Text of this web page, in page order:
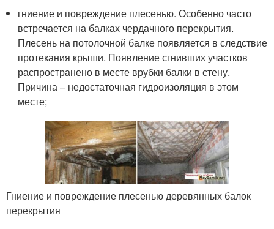
гниение и повреждение плесенью. Особенно часто
встречается на балках чердачного перекрытия.
Плесень на потолочной балке появляется в следствие
протекания крыши. Появление сгнивших участков
распространено в месте врубки балки в стену.
Причина – недостаточная гидроизоляция в этом
месте;
Гниение и повреждение плесенью деревянных балок
перекрытия